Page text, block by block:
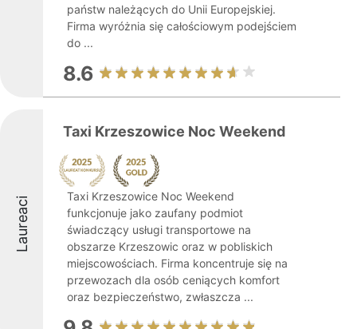
państw należących do Unii Europejskiej.
Firma wyróżnia się całościowym podejściem
do ...
8.6
Laureaci
Taxi Krzeszowice Noc Weekend
Taxi Krzeszowice Noc Weekend
funkcjonuje jako zaufany podmiot
świadczący usługi transportowe na
obszarze Krzeszowic oraz w pobliskich
miejscowościach. Firma koncentruje się na
przewozach dla osób ceniących komfort
oraz bezpieczeństwo, zwłaszcza ...